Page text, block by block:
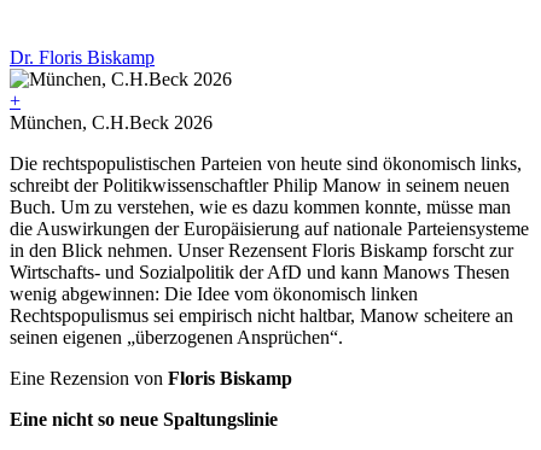
Dr. Floris Biskamp
+
München, C.H.Beck 2026
Die rechtspopulistischen Parteien von heute sind ökonomisch links,
schreibt der Politikwissenschaftler Philip Manow in seinem neuen
Buch. Um zu verstehen, wie es dazu kommen konnte, müsse man
die Auswirkungen der Europäisierung auf nationale Parteiensysteme
in den Blick nehmen. Unser Rezensent Floris Biskamp forscht zur
Wirtschafts- und Sozialpolitik der AfD und kann Manows Thesen
wenig abgewinnen: Die Idee vom ökonomisch linken
Rechtspopulismus sei empirisch nicht haltbar, Manow scheitere an
seinen eigenen „überzogenen Ansprüchen“.
Eine Rezension von Floris Biskamp
Eine nicht so neue Spaltungslinie